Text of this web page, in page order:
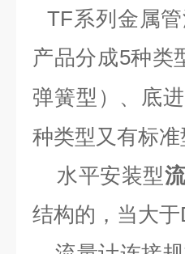
TF系列金属
产品分成5种类
弹簧型）、 底
种类型又有标
水平安装型
结构的，当大